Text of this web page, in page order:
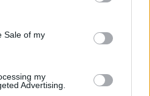
and its third-party tags to
purposes in below Google
Sale of my
my
Advertising.